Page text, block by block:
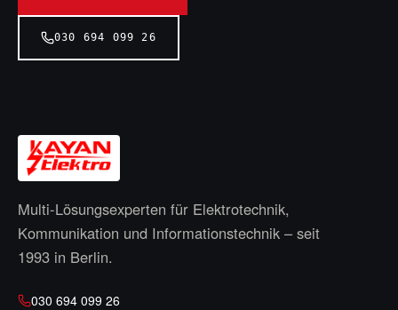
030 694 099 26
Multi-Lösungsexperten für Elektrotechnik,
Kommunikation und Informationstechnik – seit
1993 in Berlin.
030 694 099 26